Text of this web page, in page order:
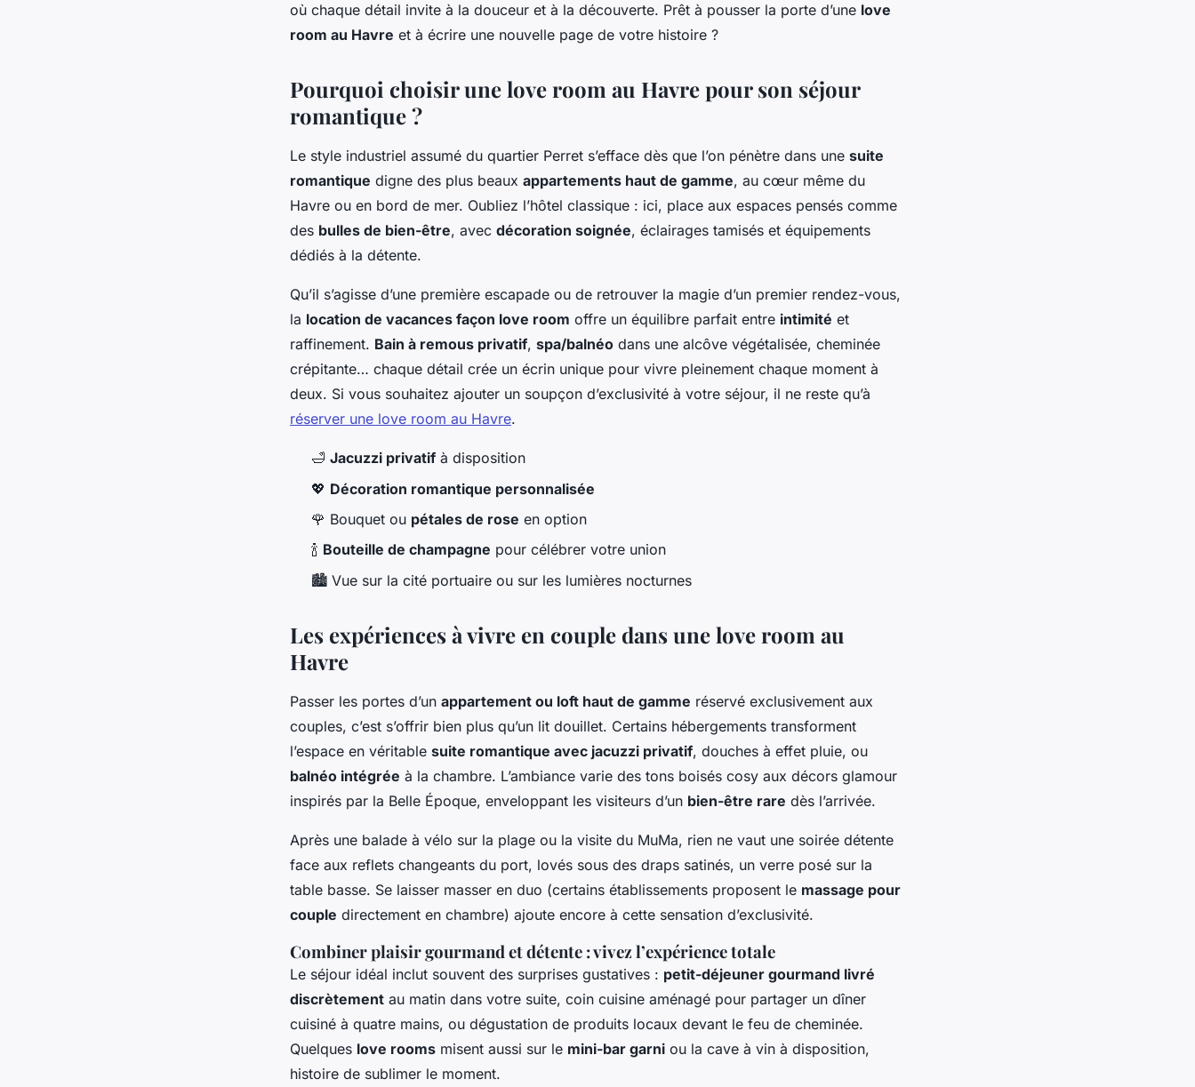
où chaque détail invite à la douceur et à la découverte. Prêt à pousser la porte d’une love
room au Havre et à écrire une nouvelle page de votre histoire ?
Pourquoi choisir une love room au Havre pour son séjour
romantique ?
Le style industriel assumé du quartier Perret s’efface dès que l’on pénètre dans une suite
romantique digne des plus beaux appartements haut de gamme, au cœur même du
Havre ou en bord de mer. Oubliez l’hôtel classique : ici, place aux espaces pensés comme
des bulles de bien-être, avec décoration soignée, éclairages tamisés et équipements
dédiés à la détente.
Qu’il s’agisse d’une première escapade ou de retrouver la magie d’un premier rendez-vous,
la location de vacances façon love room offre un équilibre parfait entre intimité et
raffinement. Bain à remous privatif, spa/balnéo dans une alcôve végétalisée, cheminée
crépitante… chaque détail crée un écrin unique pour vivre pleinement chaque moment à
deux. Si vous souhaitez ajouter un soupçon d’exclusivité à votre séjour, il ne reste qu’à
réserver une love room au Havre.
🛁 Jacuzzi privatif à disposition
💖 Décoration romantique personnalisée
🌹 Bouquet ou pétales de rose en option
🍾 Bouteille de champagne pour célébrer votre union
🏙 Vue sur la cité portuaire ou sur les lumières nocturnes
Les expériences à vivre en couple dans une love room au
Havre
Passer les portes d’un appartement ou loft haut de gamme réservé exclusivement aux
couples, c’est s’offrir bien plus qu’un lit douillet. Certains hébergements transforment
l’espace en véritable suite romantique avec jacuzzi privatif, douches à effet pluie, ou
balnéo intégrée à la chambre. L’ambiance varie des tons boisés cosy aux décors glamour
inspirés par la Belle Époque, enveloppant les visiteurs d’un bien-être rare dès l’arrivée.
Après une balade à vélo sur la plage ou la visite du MuMa, rien ne vaut une soirée détente
face aux reflets changeants du port, lovés sous des draps satinés, un verre posé sur la
table basse. Se laisser masser en duo (certains établissements proposent le massage pour
couple directement en chambre) ajoute encore à cette sensation d’exclusivité.
Combiner plaisir gourmand et détente : vivez l’expérience totale
Le séjour idéal inclut souvent des surprises gustatives : petit-déjeuner gourmand livré
discrètement au matin dans votre suite, coin cuisine aménagé pour partager un dîner
cuisiné à quatre mains, ou dégustation de produits locaux devant le feu de cheminée.
Quelques love rooms misent aussi sur le mini-bar garni ou la cave à vin à disposition,
histoire de sublimer le moment.